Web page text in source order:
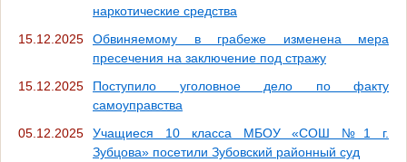
наркотические средства
15.12.2025
Обвиняемому в грабеже изменена мера
пресечения на заключение под стражу
15.12.2025
Поступило уголовное дело по факту
самоуправства
05.12.2025
Учащиеся 10 класса МБОУ «СОШ №1 г.
Зубцова» посетили Зубовский районный суд